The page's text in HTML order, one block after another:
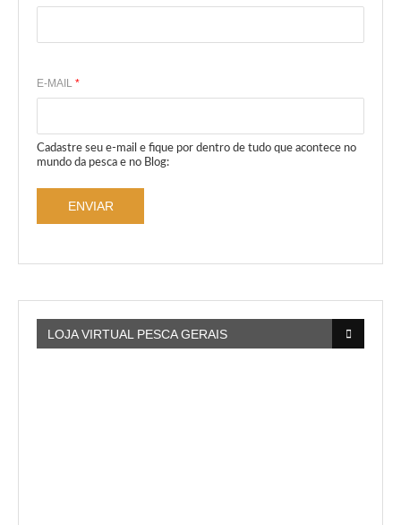
E-MAIL *
Cadastre seu e-mail e fique por dentro de tudo que acontece no
mundo da pesca e no Blog:
ENVIAR
LOJA VIRTUAL PESCA GERAIS